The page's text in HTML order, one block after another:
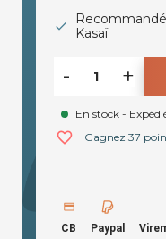
Kasaï
- +
En stock -
favorite_border Gagnez 37
CB Paypal